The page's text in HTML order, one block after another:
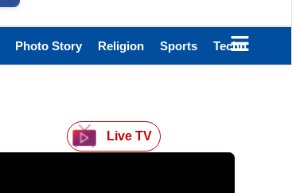
Photo Story Religion Sports Technology
Live TV